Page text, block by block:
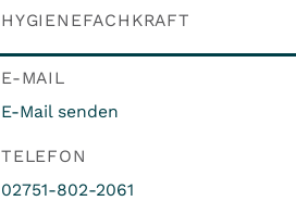
HYGIENEFACHKRAFT
E-MAIL
E-Mail senden
TELEFON
02751-802-2061